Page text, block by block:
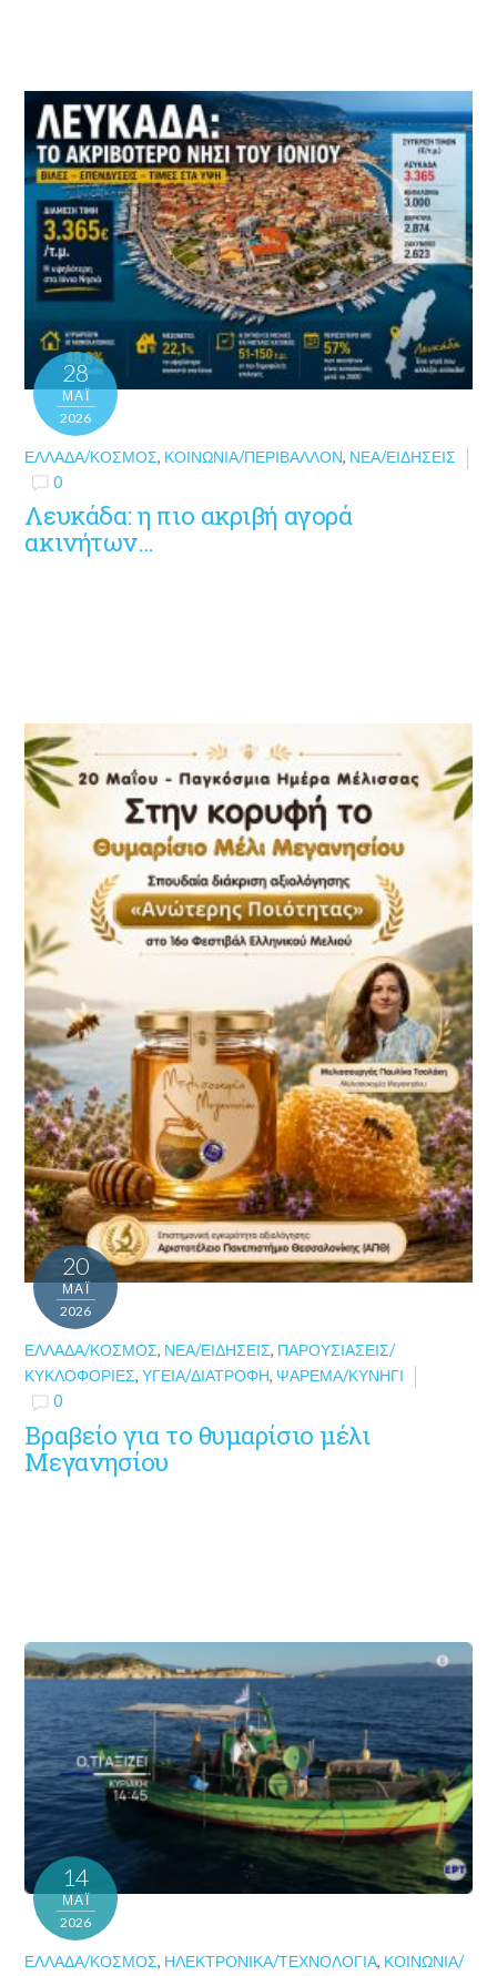
28
ΜΑΪ́
2026
ΕΛΛΆΔΑ/ΚΌΣΜΟΣ, ΚΟΙΝΩΝΊΑ/ΠΕΡΙΒΆΛΛΟΝ, ΝΈΑ/ΕΙΔΉΣΕΙΣ
0
Λευκάδα: η πιο ακριβή αγορά
ακινήτων…
20
ΜΑΪ́
2026
ΕΛΛΆΔΑ/ΚΌΣΜΟΣ, ΝΈΑ/ΕΙΔΉΣΕΙΣ, ΠΑΡΟΥΣΙΆΣΕΙΣ/
ΚΥΚΛΟΦΟΡΊΕΣ,ΥΓΕΊΑ/ΔΙΑΤΡΟΦΉ, ΨΆΡΕΜΑ/ΚΥΝΉΓΙ
0
Βραβείο για το θυμαρίσιο μέλι
Μεγανησίου
14
ΜΑΪ́
2026
ΕΛΛΆΔΑ/ΚΌΣΜΟΣ, ΗΛΕΚΤΡΟΝΙΚΆ/ΤΕΧΝΟΛΟΓΊΑ, ΚΟΙΝΩΝΊΑ/